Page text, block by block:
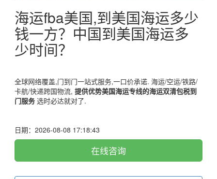
海运fba美国,到美国海运多少
钱一方？中国到美国海运多
少时间？
全球网络覆盖,门到门一站式服务,一口价承诺. 海运/空运/铁路/
卡航/快递跨国物流, 提供优势美国海运专线的海运双清包税到
门服务 选时必达就对了.
日期：2026-08-08 17:18:43
在线咨询